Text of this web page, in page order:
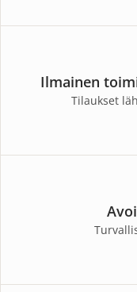
Ilmainen
Tilaukset